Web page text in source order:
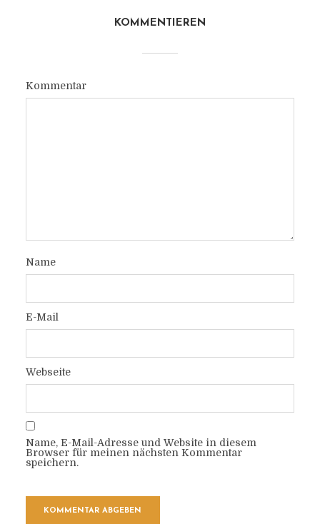
KOMMENTIEREN
Kommentar
Name
E-Mail
Webseite
Name, E-Mail-Adresse und Website in diesem
Browser für meinen nächsten Kommentar
speichern.